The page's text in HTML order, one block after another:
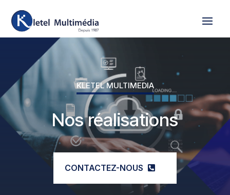
KLETEL MULTIMEDIA
Nos réalisations
CONTACTEZ-NOUS